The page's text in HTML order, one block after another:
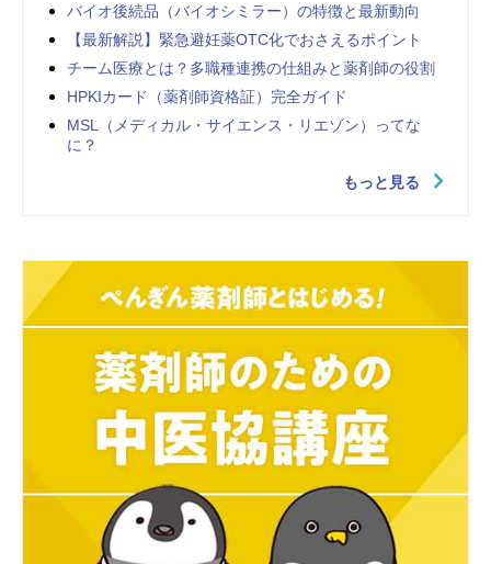
バイオ後続品（バイオシミラー）の特徴と最新動向
【最新解説】緊急避妊薬OTC化でおさえるポイント
チーム医療とは？多職種連携の仕組みと薬剤師の役割
HPKIカード（薬剤師資格証）完全ガイド
MSL（メディカル・サイエンス・リエゾン）ってな
に？
もっと見る